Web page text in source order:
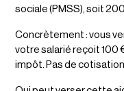
sociale (PMSS), soit
Concrètement : vous
votre salarié reçoit 100
impôt. Pas de